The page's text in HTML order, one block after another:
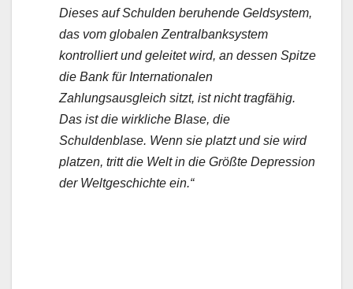
Dieses auf Schulden beruhende Geldsystem,
das vom globalen Zentralbanksystem
kontrolliert und geleitet wird, an dessen Spitze
die Bank für Internationalen
Zahlungsausgleich sitzt, ist nicht tragfähig.
Das ist die wirkliche Blase, die
Schuldenblase. Wenn sie platzt und sie wird
platzen, tritt die Welt in die Größte Depression
der Weltgeschichte ein.“